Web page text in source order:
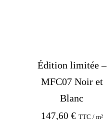
Édition limitée –
MFC07 Noir et
Blanc
147,60 € TTC / m²